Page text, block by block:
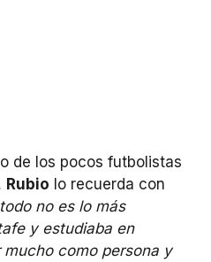
de los pocos futbolistas
Rubio lo recuerda con
no es lo más
y estudiaba en
como persona y